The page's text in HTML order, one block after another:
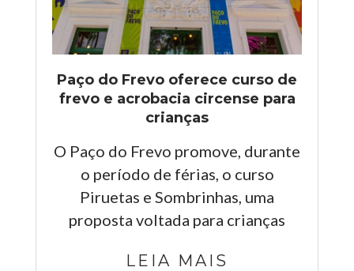
Paço do Frevo oferece curso de
frevo e acrobacia circense para
crianças
O Paço do Frevo promove, durante
o período de férias, o curso
Piruetas e Sombrinhas, uma
proposta voltada para crianças
LEIA MAIS